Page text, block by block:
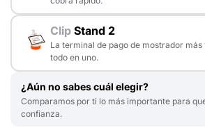
Clip Stand 2
La terminal de pago de mostrador
todo en uno.
¿Aún no sabes cuál elegir?
Comparamos por ti lo más importante para
confianza.